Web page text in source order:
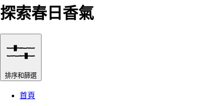
探索春日香氣
排序和篩選
首頁